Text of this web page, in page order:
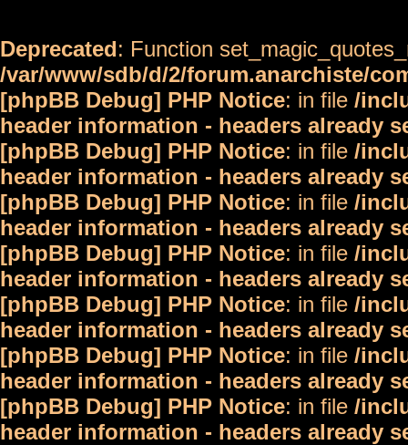
Deprecated: Function
/var/www/sdb/d/2/forum.anarchiste/
[phpBB Debug] PHP Notice: in file /
header information - headers already
[phpBB Debug] PHP Notice: in file /
header information - headers already
[phpBB Debug] PHP Notice: in file /
header information - headers already
[phpBB Debug] PHP Notice: in file /
header information - headers already
[phpBB Debug] PHP Notice: in file /
header information - headers already
[phpBB Debug] PHP Notice: in file /
header information - headers already
[phpBB Debug] PHP Notice: in file /
header information - headers already